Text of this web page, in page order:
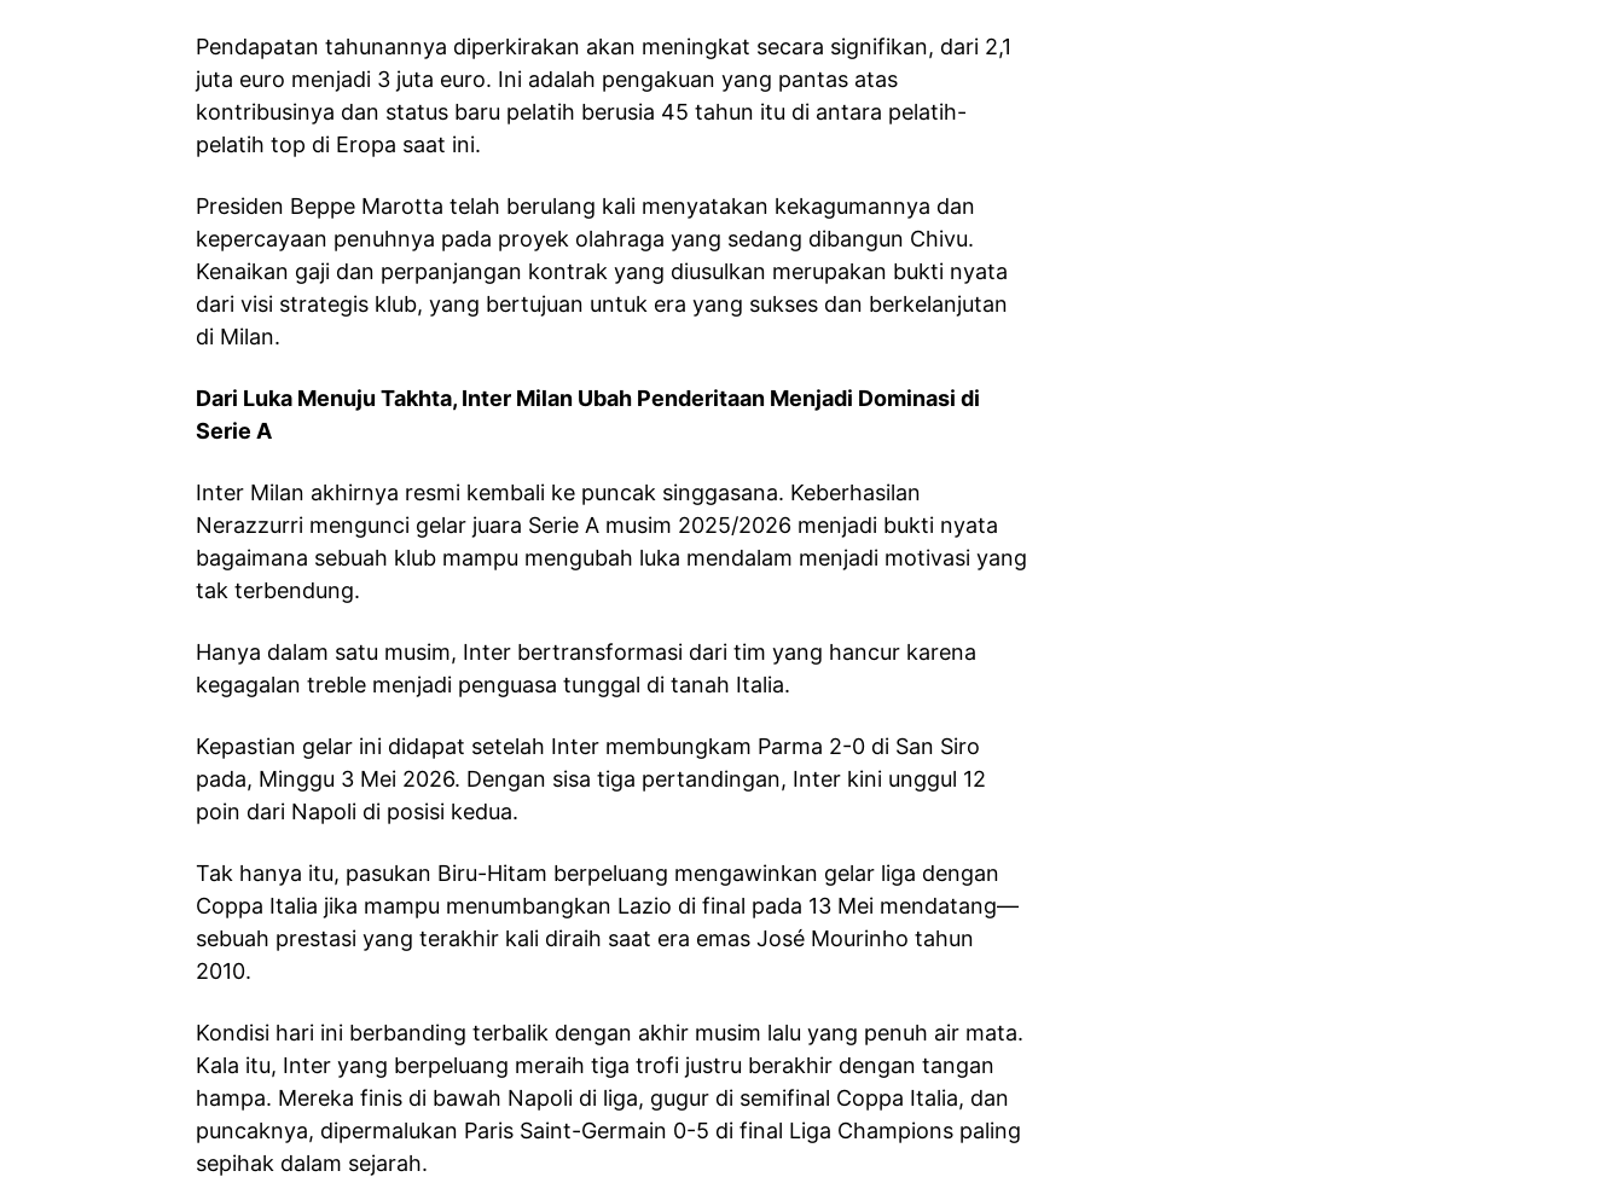
Pendapatan tahunannya diperkirakan akan meningkat secara signifikan, dari 2,1
juta euro menjadi 3 juta euro. Ini adalah pengakuan yang pantas atas
kontribusinya dan status baru pelatih berusia 45 tahun itu di antara pelatih-
pelatih top di Eropa saat ini.
Presiden Beppe Marotta telah berulang kali menyatakan kekagumannya dan
kepercayaan penuhnya pada proyek olahraga yang sedang dibangun Chivu.
Kenaikan gaji dan perpanjangan kontrak yang diusulkan merupakan bukti nyata
dari visi strategis klub, yang bertujuan untuk era yang sukses dan berkelanjutan
di Milan.
Dari Luka Menuju Takhta, Inter Milan Ubah Penderitaan Menjadi Dominasi di
Serie A
Inter Milan akhirnya resmi kembali ke puncak singgasana. Keberhasilan
Nerazzurri mengunci gelar juara Serie A musim 2025/2026 menjadi bukti nyata
bagaimana sebuah klub mampu mengubah luka mendalam menjadi motivasi yang
tak terbendung.
Hanya dalam satu musim, Inter bertransformasi dari tim yang hancur karena
kegagalan treble menjadi penguasa tunggal di tanah Italia.
Kepastian gelar ini didapat setelah Inter membungkam Parma 2-0 di San Siro
pada, Minggu 3 Mei 2026. Dengan sisa tiga pertandingan, Inter kini unggul 12
poin dari Napoli di posisi kedua.
Tak hanya itu, pasukan Biru-Hitam berpeluang mengawinkan gelar liga dengan
Coppa Italia jika mampu menumbangkan Lazio di final pada 13 Mei mendatang—
sebuah prestasi yang terakhir kali diraih saat era emas José Mourinho tahun
2010.
Kondisi hari ini berbanding terbalik dengan akhir musim lalu yang penuh air mata.
Kala itu, Inter yang berpeluang meraih tiga trofi justru berakhir dengan tangan
hampa. Mereka finis di bawah Napoli di liga, gugur di semifinal Coppa Italia, dan
puncaknya, dipermalukan Paris Saint-Germain 0-5 di final Liga Champions paling
sepihak dalam sejarah.